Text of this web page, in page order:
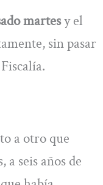
martesy el
sin pasar
a otro que
a seis años de